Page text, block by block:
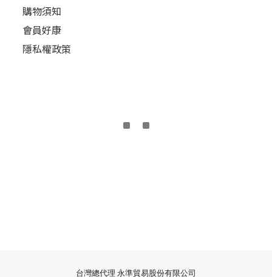
購物須知
會員好康
隱私權政策
台灣總代理 永準貿易股份有限公司